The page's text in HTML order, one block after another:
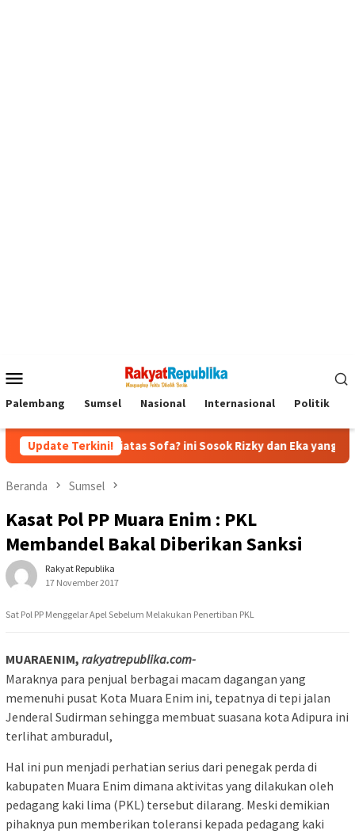
Mobile
Palembang Sumsel Nasional Internasional Politik
Update Terkini!
Diatas Sofa? ini Sosok Rizky dan Eka yang Viral Eks
Beranda Sumsel
Kasat Pol PP Muara Enim : PKL
Membandel Bakal Diberikan Sanksi
Rakyat Republika
17 November 2017
Sat Pol PP Menggelar Apel Sebelum Melakukan Penertiban PKL
MUARAENIM, rakyatrepublika.com-
Maraknya para penjual berbagai macam dagangan yang
memenuhi pusat Kota Muara Enim ini, tepatnya di tepi jalan
Jenderal Sudirman sehingga membuat suasana kota Adipura ini
terlihat amburadul,
Hal ini pun menjadi perhatian serius dari penegak perda di
kabupaten Muara Enim dimana aktivitas yang dilakukan oleh
pedagang kaki lima (PKL) tersebut dilarang. Meski demikian
pihaknya pun memberikan toleransi kepada pedagang kaki